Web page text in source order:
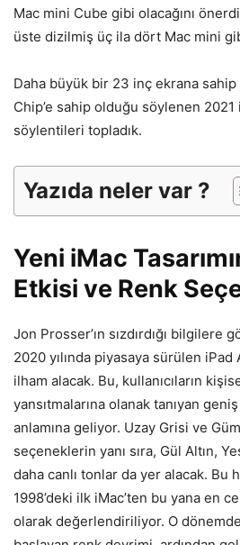
Mac mini Cube gibi olacağını
üste dizilmiş üç ila dört Mac mini
Daha büyük bir 23 inç ekrana sahip
Chip’e sahip olduğu söylenen
söylentileri topladık.
Yazıda neler var ?
Yeni iMac
Etkisi ve Renk
Jon Prosser’ın sızdırdığı bilgilere
2020 yılında piyasaya sürülen
ilham alacak. Bu, kullanıcıların
yansıtmalarına olanak tanıyan
anlamına geliyor. Uzay Grisi ve
seçeneklerin yanı sıra, Gül Altın,
daha canlı tonlar da yer alacak. Bu
1998’deki ilk iMac’ten bu yana en
olarak değerlendiriliyor. O